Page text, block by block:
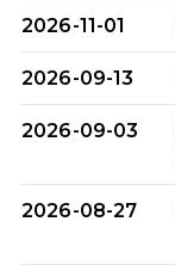
2026-11-01
2026-09-13
2026-09-03
2026-08-27